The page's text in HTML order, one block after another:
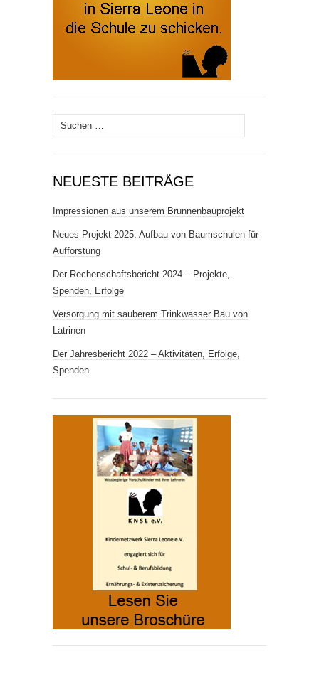
Suchen
nach:
NEUESTE BEITRÄGE
Impressionen aus unserem Brunnenbauprojekt
Neues Projekt 2025: Aufbau von Baumschulen für
Aufforstung
Der Rechenschaftsbericht 2024 – Projekte,
Spenden, Erfolge
Versorgung mit sauberem Trink­wasser Bau von
Latrinen
Der Jahresbericht 2022 – Aktivitäten, Erfolge,
Spenden